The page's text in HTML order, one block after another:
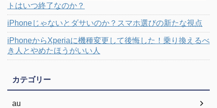
トはいつ終了なのか？
iPhoneじゃないとダサいのか？スマホ選びの新たな視点
iPhoneからXperiaに機種変更して後悔した！乗り換えるべ
き人とやめたほうがいい人
カテゴリー
au